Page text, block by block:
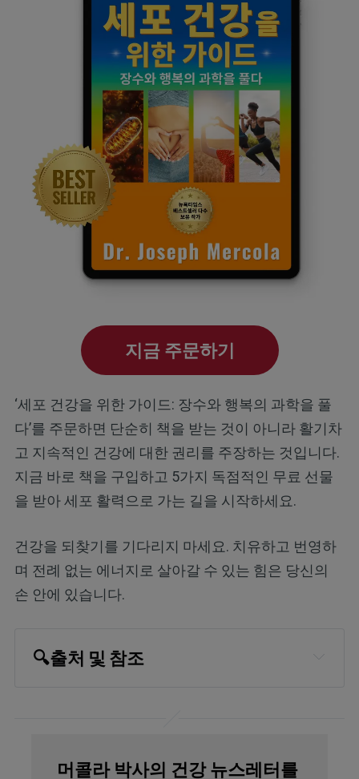
지금 주문하기
‘세포 건강을 위한 가이드: 장수와 행복의 과학을 풀
다’를 주문하면 단순히 책을 받는 것이 아니라 활기차
고 지속적인 건강에 대한 권리를 주장하는 것입니다.
지금 바로 책을 구입하고 5가지 독점적인 무료 선물
을 받아 세포 활력으로 가는 길을 시작하세요.
건강을 되찾기를 기다리지 마세요. 치유하고 번영하
며 전례 없는 에너지로 살아갈 수 있는 힘은 당신의
손 안에 있습니다.
🔍출처 및 참조
2012;23(3)
머콜라 박사의 건강 뉴스레터를